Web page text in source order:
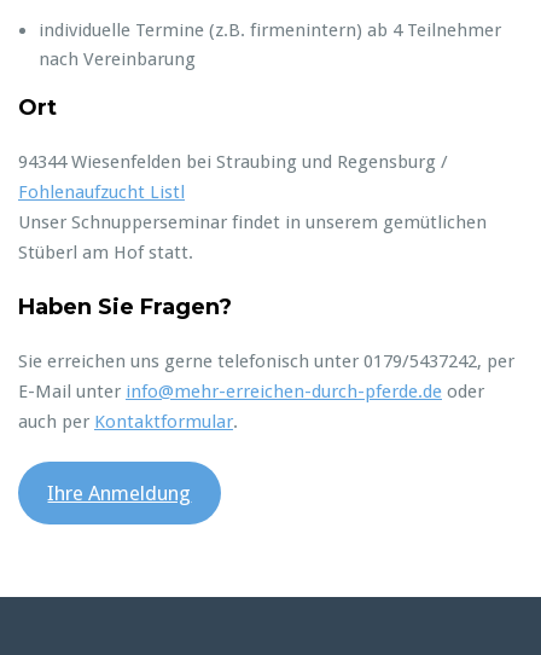
individuelle Termine (z.B. firmenintern) ab 4 Teilnehmer
nach Vereinbarung
Ort
94344 Wiesenfelden bei Straubing und Regensburg /
Fohlenaufzucht Listl
Unser Schnupperseminar findet in unserem gemütlichen
Stüberl am Hof statt.
Haben Sie Fragen?
Sie erreichen uns gerne telefonisch unter 0179/5437242, per
E-Mail unter info@mehr-erreichen-durch-pferde.de oder
auch per Kontaktformular.
Ihre Anmeldung